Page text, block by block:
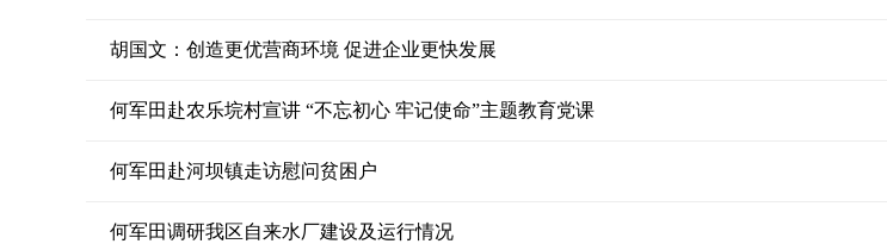
胡国文：创造更优营商环境 促进企业更快发展
何军田赴农乐垸村宣讲 “不忘初心 牢记使命”主题教育党课
何军田赴河坝镇走访慰问贫困户
何军田调研我区自来水厂建设及运行情况